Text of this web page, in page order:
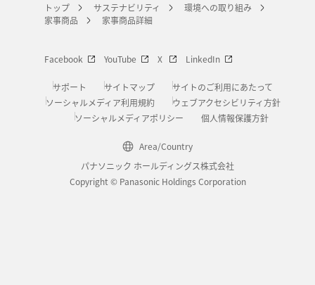
トップ サステナビリティ
環境への取り組み
家事商品
家事商品詳細
Facebook YouTube X LinkedIn
サポート サイトマップ
サイトのご利用にあたって
ソーシャルメディア利用規約
ウェブアクセシビリティ方針
ソーシャルメディアポリシー
個人情報保護方針
Area/Country
パナソニック ホールディングス株式会社
Copyright © Panasonic Holdings Corporation